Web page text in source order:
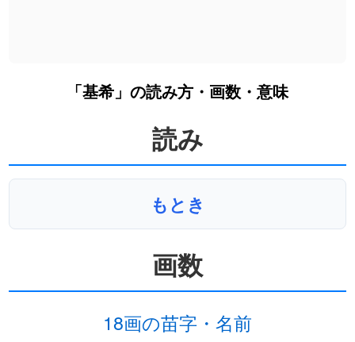
「基希」の読み方・画数・意味
読み
もとき
画数
18画の苗字・名前